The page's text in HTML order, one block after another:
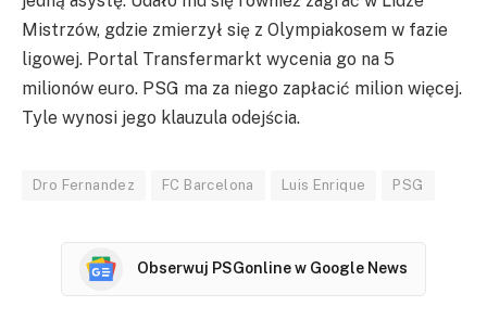
Mistrzów, gdzie zmierzył się z Olympiakosem w fazie
ligowej. Portal Transfermarkt wycenia go na 5
milionów euro. PSG ma za niego zapłacić milion więcej.
Tyle wynosi jego klauzula odejścia.
Dro Fernandez FC Barcelona Luis Enrique PSG
Obserwuj PSGonline w Google News